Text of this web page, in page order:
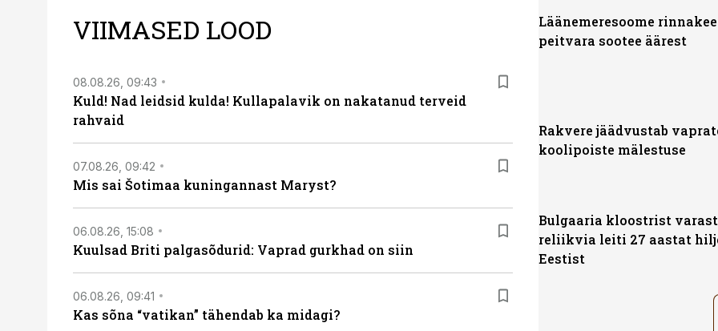
VIIMASED LOOD
08.08.26, 09:43
Kuld! Nad leidsid kulda! Kullapalavik on nakatanud terveid
rahvaid
07.08.26, 09:42
Mis sai Šotimaa kuningannast Maryst?
06.08.26, 15:08
Kuulsad Briti palgasõdurid: Vaprad gurkhad on siin
06.08.26, 09:41
Kas sõna “vatikan” tähendab ka midagi?
Läänemeresoome
peitvara sootee äärest
Rakvere jäädvustab
koolipoiste mälestuse
Bulgaaria kloostrist
reliikvia leiti 27 aastat
Eestist